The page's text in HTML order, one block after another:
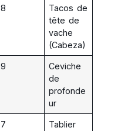
8
Tacos de
tête de
vache
(Cabeza)
9
Ceviche
de
profonde
ur
7
Tablier